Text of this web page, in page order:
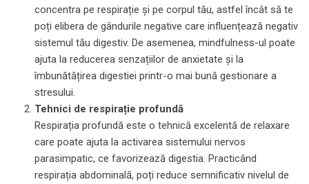
concentra pe respirație și pe corpul tău, astfel încât să te
poți elibera de gândurile negative care influențează negativ
sistemul tău digestiv. De asemenea, mindfulness-ul poate
ajuta la reducerea senzațiilor de anxietate și la
îmbunătățirea digestiei printr-o mai bună gestionare a
stresului.
Tehnici de respirație profundă
Respirația profundă este o tehnică excelentă de relaxare
care poate ajuta la activarea sistemului nervos
parasimpatic, ce favorizează digestia. Practicând
respirația abdominală, poți reduce semnificativ nivelul de